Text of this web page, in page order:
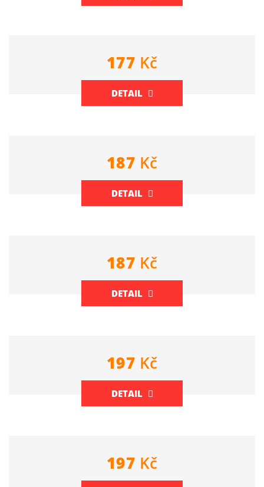
177 Kč
DETAIL
187 Kč
DETAIL
187 Kč
DETAIL
197 Kč
DETAIL
197 Kč